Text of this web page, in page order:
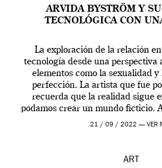
ARVIDA BYSTRÖM Y
TECNOLÓGICA CON
La exploración de la relación
tecnología desde una perspectiva
elementos como la sexualidad y
perfección. La artista que fue
recuerda que la realidad sigue
podamos crear un mundo ficticio.
que los humanos tienen un
21 / 09 / 2022 — VER
ART